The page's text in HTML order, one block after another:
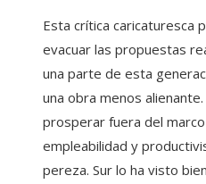
Esta crítica caricaturesca
evacuar las propuestas
una parte de esta
una obra menos
prosperar fuera del
empleabilidad y
pereza. Sur lo ha visto